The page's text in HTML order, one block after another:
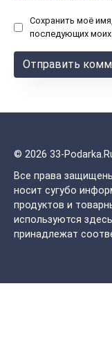
Сохранить моё
последующих
© 2026 33-
Все права
носит сугубо
продуктов и
используются
принадлежат